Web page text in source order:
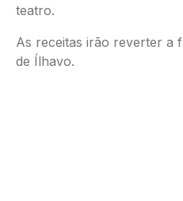
teatro.
As receitas irão reverter a
de Ílhavo.